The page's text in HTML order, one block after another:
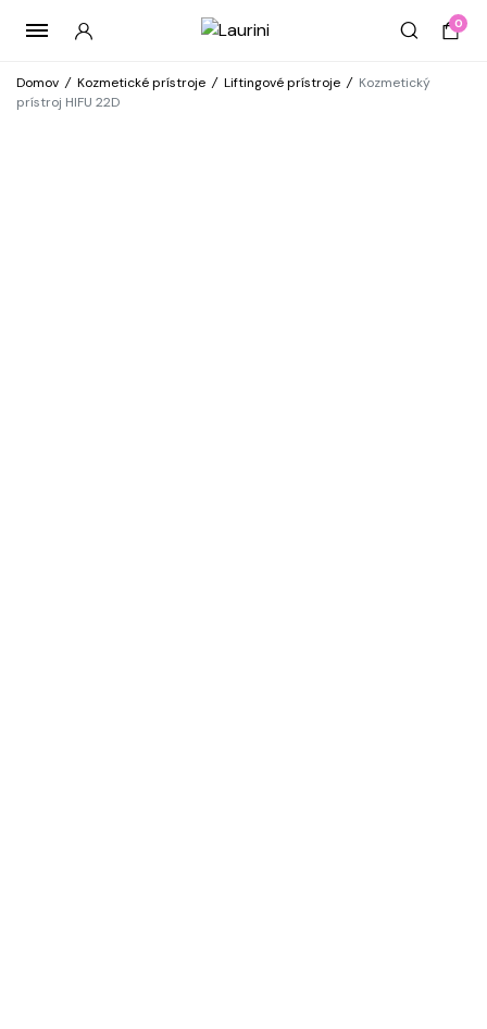
0
Domov / Kozmetické prístroje / Liftingové prístroje / Kozmetický
prístroj HIFU 22D